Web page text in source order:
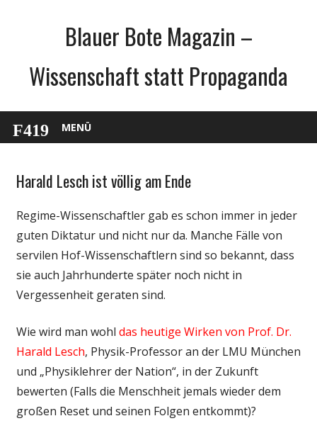
Blauer Bote Magazin –
Wissenschaft statt Propaganda
MENÜ
Gesellschaft
Politik
Wirtschaft
Wissenschaft
Harald Lesch ist völlig am Ende
Regime-Wissenschaftler gab es schon immer in jeder
guten Diktatur und nicht nur da. Manche Fälle von
servilen Hof-Wissenschaftlern sind so bekannt, dass
sie auch Jahrhunderte später noch nicht in
Vergessenheit geraten sind.
Wie wird man wohl das heutige Wirken von Prof. Dr.
Harald Lesch, Physik-Professor an der LMU München
und „Physiklehrer der Nation“, in der Zukunft
bewerten (Falls die Menschheit jemals wieder dem
großen Reset und seinen Folgen entkommt)?